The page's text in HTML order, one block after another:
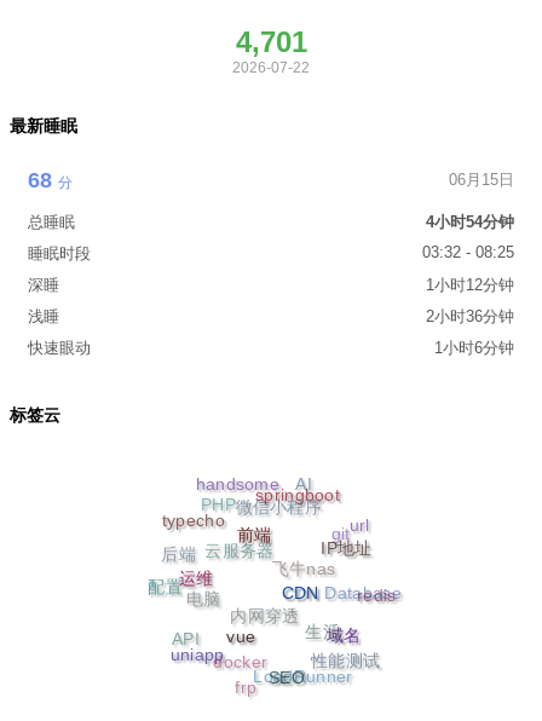
4,701
2026-07-22
最新睡眠
68 分 06月15日
总睡眠
4小时54分钟
睡眠时段
03:32 - 08:25
深睡
1小时12分钟
浅睡
2小时36分钟
快速眼动
1小时6分钟
标签云
typecho
handsome
PHP
后端
配置 运维
前端
springboot
AI
微信小程序
云服务器
电脑
API
uniapp vue
CDN
IP地址
url
git
飞牛nas
内网穿透
docker
frp
SEO
域名
redis
Database
生活
LoadRunner性能测试